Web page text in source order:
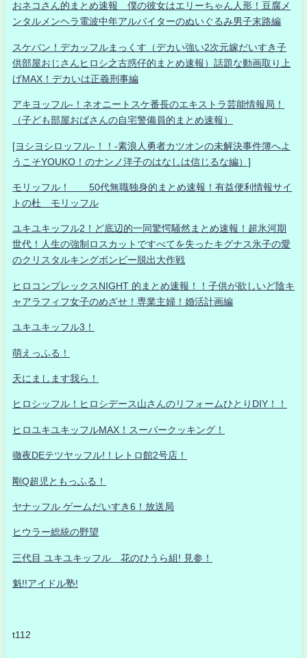
おネコさん的まとめ速報 僕の彼女はエリーちゃん人形！豆腐メ
ンタルメンヘラ電波中年アルバイターのぬいぐるみ男子末路編
スケバン！デカッフルまっくす（デカい強い2次元嫁だいすき子
供部屋おじさんヒロシ之古惑仔的まとめ速報）話題な動画取り上
げMAX！デカいは正義刑事編
アキヨッフル-！ネオニートスケ番長のエキストラ芸能情報局！
（子ども部屋おばさんの自宅警備員的まとめ速報）
[ヨシヨシロッフル-！！-素浪人勇者カツオンの未解決事件簿へよ
うこそYOUKO！のナンノ洋子のはなしは信じるな編）]
モリッフル！ 50代無職独身的まとめ速報！有益便利情報サイ
トの杜 モリッフル
ユキユキッフル2！ど底辺的一同驚愕騒然まとめ速報！超氷河期
世代！人生の強制ロスカットですべてを失ったキグナス氷子の愛
のクリスタルキングボンビー脱出大作戦
ヒロコンプレックスNIGHT 的まとめ速報！！子供が欲しいど陰キ
ャアラフィフ女子のめざせ！専業主婦！婚活計画編
ユキユキッフル3！
萌えっふる！
天にまします我ら！
ヒロシッフル！ヒロシデース山さんのリフォームひとりDIY！！
ヒロユキユキッフルMAX！スーパークッキング！
徹夜DEテツヤッフル!！レトロ館2号店！
剛Q超児ともっふる！
ヤナッフル ゲームだいすき6！放送局
ヒウラー総統の野望
三代目 ユキユキッフル 花のひうら組! 見参！
魁!!アイドル塾!
t112